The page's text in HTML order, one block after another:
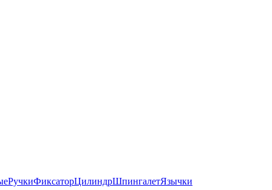
РучкиФиксаторЦилиндрШпингалетЯзычки